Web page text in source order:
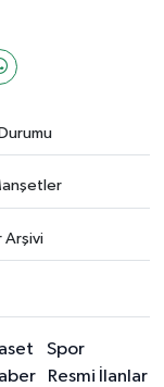
Arşivi
Spor
Resmi İlanlar